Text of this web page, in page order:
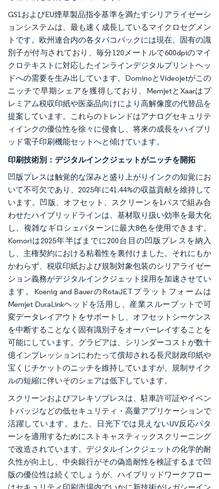
GS1およびEU煙草製品指令基準を満たすシリアライゼーシ
ョンシステムは、最も速く成長しているマイクロセグメン
トです。欧州連合内の各タバコパックには現在、固有の識
別子が付与されており、毎分120メートルで600dpiのマイ
クロテキストに対応したインラインデジタルプリントヘッ
ドへの需要を生み出しています。DominoとVideojetがこの
ニッチで早期シェアを獲得しており、MemjetとXaarはプ
レミアム税収印紙や医薬品向けにより高解像度の代替品を
提案しています。これらのトレンドはアナログセキュリテ
ィインクの優位性を徐々に侵食し、将来の成長をハイブリ
ッド電子印刷機能セットへと傾けています。
印刷技術別：デジタルインクジェットがニッチを開拓
凹版プレスは触覚的な深みと盛り上がりインクの知覚にお
いて不可欠であり、2025年に41.44%の収益貢献を維持して
います。凹版、オフセット、スクリーンを1パスで組み合
わせたハイブリッドラインは、基材取り扱い効率を最大化
し、複雑なギロシェパターンに最大8色を使用できます。
Komoriは2025年半ばまでに200台目の凹版プレスを納入
し、主権契約における粘着性を裏付けました。それにもか
かわらず、税収印紙および規制対象包装のシリアライゼー
ション義務がデジタルインクジェット採用を加速させてい
ます。Koenig and BauerのRotaJETプラットフォームは
Memjet DuraLinkヘッドを活用し、産業スループットで可
変データレイアウトをサポートし、オフセットシーケンス
を中断することなく固有識別子をオーバーレイすることを
可能にしています。グラビアは、シリンダーコストが数十
億インプレッションにわたって償却される長尺財政印紙や
宝くじチケットのニッチを維持していますが、規制サイク
ルの短縮に伴いそのシェアは低下しています。
スクリーンおよびフレキソプレスは、駐車許可証やイベン
トバッジなどの低セキュリティ・高量アプリケーションで
活躍しています。また、日光下では見えないUV反応パタ
ーンを適用するためにストキャスティックスクリーニング
で改造されています。デジタルインクジェットの化学的耐
久性が向上し、中央銀行がその偽造耐性を検証するまで凹
版の優位性は続くでしょうが、ハイブリッドワークフロー